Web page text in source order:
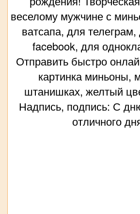
веселому мужчине с
ватсапа, для
facebook, для
Отправить быстро
картинка миньоны,
штанишках, желтый
Надпись, подпись: С
отличного